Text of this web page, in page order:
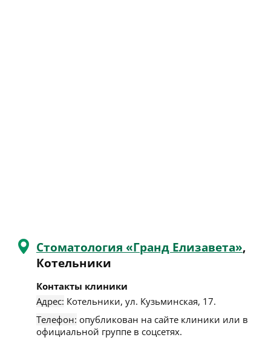
Стоматология «Гранд Елизавета»,
Котельники
Контакты клиники
Адрес: Котельники, ул. Кузьминская, 17.
Телефон: опубликован на сайте клиники или в
официальной группе в соцсетях.